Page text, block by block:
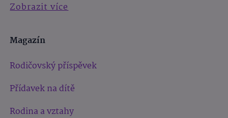
Zobrazit více
Magazín
Rodičovský příspěvek
Přídavek na dítě
Rodina a vztahy